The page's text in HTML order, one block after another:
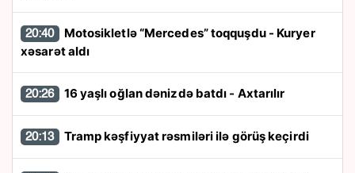
20:40
xəsarət aldı
20:26 16 yaşlı oğlan dənizdə batdı - Axtarılır
20:13 Tramp kəşfiyyat rəsmiləri ilə görüş keçirdi